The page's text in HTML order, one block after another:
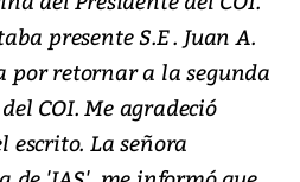
presente S.E . Juan A.
por retornar a la segunda
COI. Me agradeció
escrito. La señora